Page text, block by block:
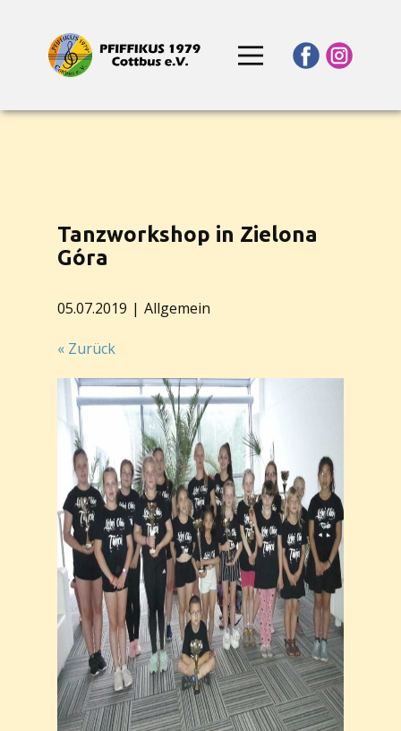
Tanzworkshop in Zielona
Góra
05.07.2019 Allgemein
« Zurück